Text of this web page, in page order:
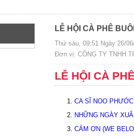
LỄ HỘI CÀ PHÊ
Thứ sáu, 09:51 Ngày 26/
Đơn vị: CÔNG TY TNHH
LỄ HỘI CÀ
CA SĨ NOO
NHỮNG NGÀY
CẢM ƠN (WE